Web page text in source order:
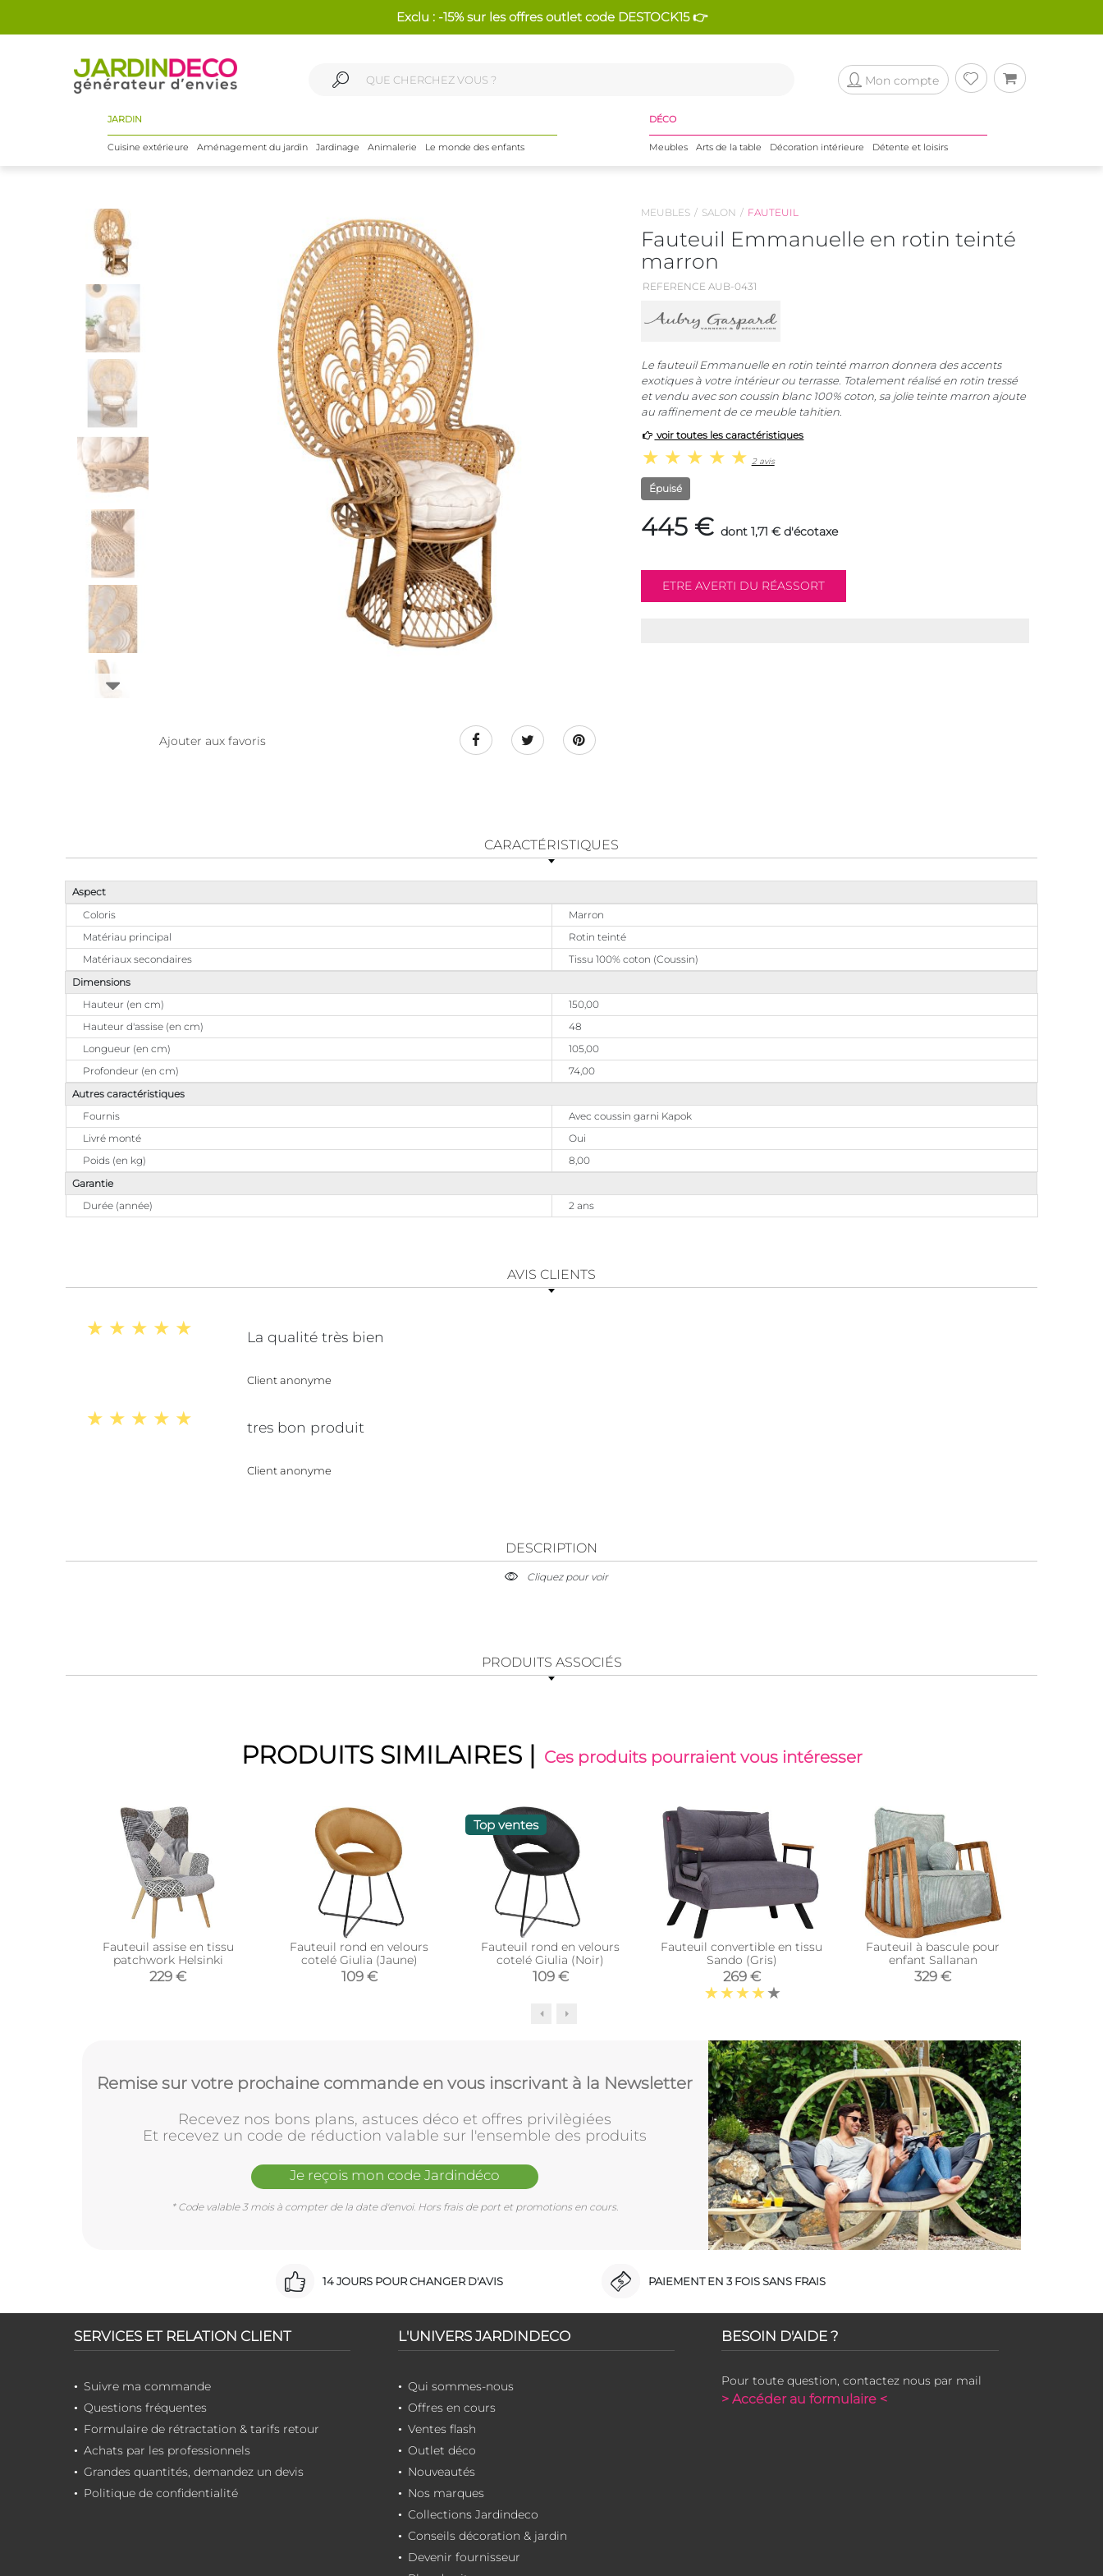
Exclu : -15% sur les offres outlet code DESTOCK15 👉
Mon compte
JARDIN
Cuisine extérieure Aménagement du jardin Jardinage Animalerie Le monde des enfants
DÉCO
Meubles Arts de la table Décoration intérieure Détente et loisirs
Ajouter aux favoris
MEUBLES SALON FAUTEUIL
Fauteuil Emmanuelle en rotin teinté
marron
REFERENCE AUB-0431
Le fauteuil Emmanuelle en rotin teinté marron donnera des accents
exotiques à votre intérieur ou terrasse. Totalement réalisé en rotin tressé
et vendu avec son coussin blanc 100% coton, sa jolie teinte marron ajoute
au raffinement de ce meuble tahitien.
voir toutes les caractéristiques
2 avis
Épuisé
445 € dont 1,71 € d'écotaxe
CARACTÉRISTIQUES
Aspect
Coloris
Marron
Matériau principal
Rotin teinté
Matériaux secondaires
Tissu 100% coton (Coussin)
Dimensions
Hauteur (en cm)
150,00
Hauteur d'assise (en cm)
48
Longueur (en cm)
105,00
Profondeur (en cm)
74,00
Autres caractéristiques
Fournis
Avec coussin garni Kapok
Livré monté
Oui
Poids (en kg)
8,00
Garantie
Durée (année)
2 ans
AVIS CLIENTS
La qualité très bien
Client anonyme
tres bon produit
Client anonyme
DESCRIPTION
Cliquez pour voir
PRODUITS ASSOCIÉS
PRODUITS SIMILAIRES | Ces produits pourraient vous intéresser
Fauteuil assise en tissu
patchwork Helsinki
229 €
Fauteuil rond en velours
cotelé Giulia (Jaune)
109 €
Top ventes
Fauteuil rond en velours
cotelé Giulia (Noir)
109 €
Fauteuil convertible en tissu
Sando (Gris)
269 €
Fauteuil à bascule pour
enfant Sallanan
329 €
Remise sur votre prochaine commande en vous inscrivant à la Newsletter
Recevez nos bons plans, astuces déco et offres privilègiées
Et recevez un code de réduction valable sur l'ensemble des produits
Je reçois mon code Jardindéco
* Code valable 3 mois à compter de la date d'envoi. Hors frais de port et promotions en cours.
14 JOURS POUR CHANGER D'AVIS PAIEMENT EN 3 FOIS SANS FRAIS
SERVICES ET RELATION CLIENT
Suivre ma commande
Questions fréquentes
Formulaire de rétractation & tarifs retour
Achats par les professionnels
Grandes quantités, demandez un devis
Politique de confidentialité
L'UNIVERS JARDINDECO
Qui sommes-nous
Offres en cours
Ventes flash
Outlet déco
Nouveautés
Nos marques
Collections Jardindeco
Conseils décoration & jardin
Devenir fournisseur
BESOIN D'AIDE ?
Pour toute question, contactez nous par mail
> Accéder au formulaire <